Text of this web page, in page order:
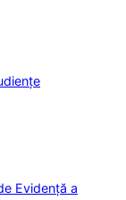
Evidență a